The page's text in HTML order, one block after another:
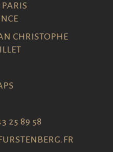
CHRISTOPHE
25 89 58